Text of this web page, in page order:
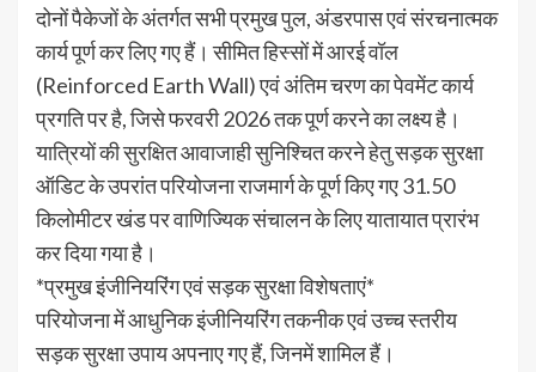
दोनों पैकेजों के अंतर्गत सभी प्रमुख पुल, अंडरपास एवं संरचनात्मक
कार्य पूर्ण कर लिए गए हैं। सीमित हिस्सों में आरई वॉल
(Reinforced Earth Wall) एवं अंतिम चरण का पेवमेंट कार्य
प्रगति पर है, जिसे फरवरी 2026 तक पूर्ण करने का लक्ष्य है।
यात्रियों की सुरक्षित आवाजाही सुनिश्चित करने हेतु सड़क सुरक्षा
ऑडिट के उपरांत परियोजना राजमार्ग के पूर्ण किए गए 31.50
किलोमीटर खंड पर वाणिज्यिक संचालन के लिए यातायात प्रारंभ
कर दिया गया है।
*प्रमुख इंजीनियरिंग एवं सड़क सुरक्षा विशेषताएं*
परियोजना में आधुनिक इंजीनियरिंग तकनीक एवं उच्च स्तरीय
सड़क सुरक्षा उपाय अपनाए गए हैं, जिनमें शामिल हैं।